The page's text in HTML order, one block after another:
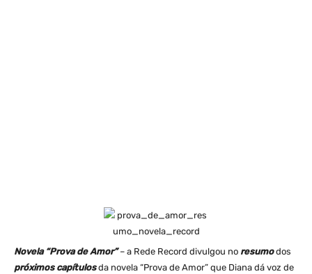
Novela “Prova de Amor”– a Rede Record divulgou no resumodos
próximos capítulosda novela “Prova de Amor” que Diana dá voz de